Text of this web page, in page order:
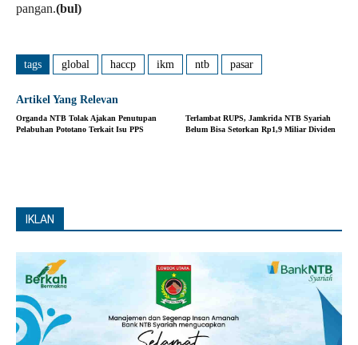
pangan.(bul)
tags global haccp ikm ntb pasar
Artikel Yang Relevan
Organda NTB Tolak Ajakan Penutupan
Pelabuhan Pototano Terkait Isu PPS
Terlambat RUPS, Jamkrida NTB Syariah
Belum Bisa Setorkan Rp1,9 Miliar Dividen
IKLAN